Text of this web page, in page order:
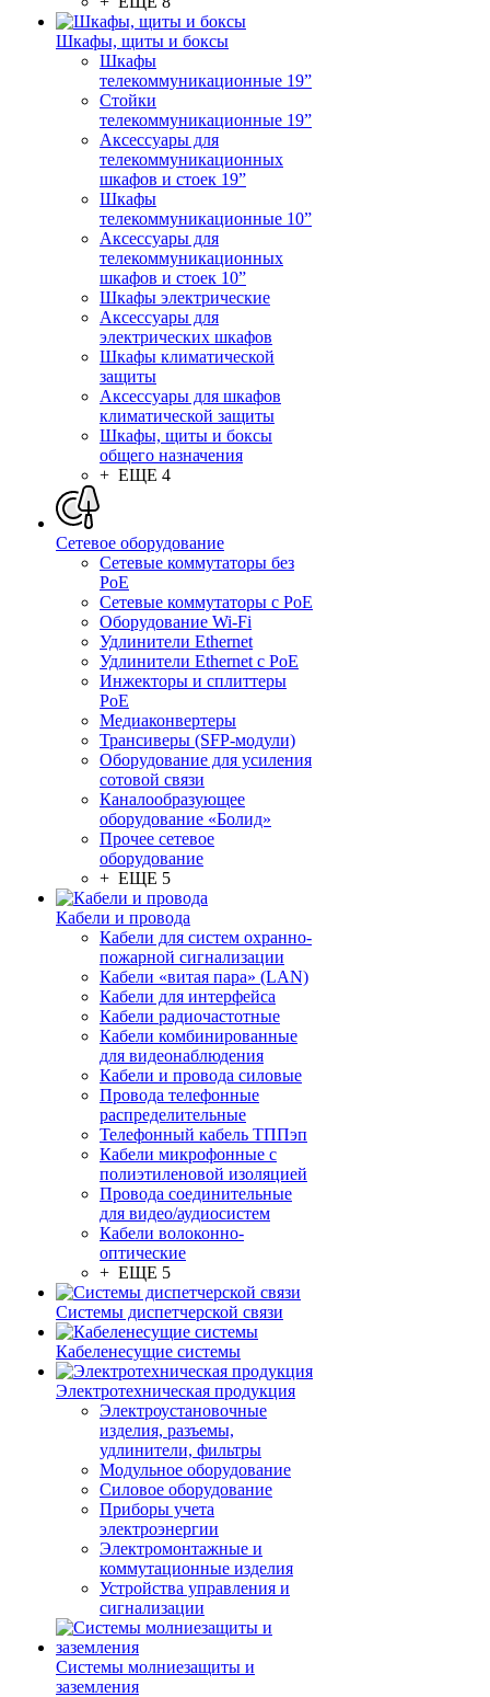
Шкафы, щиты и боксы
Шкафы
телекоммуникационные 19”
Стойки
телекоммуникационные 19”
Аксессуары для
телекоммуникационных
шкафов и стоек 19”
Шкафы
телекоммуникационные 10”
Аксессуары для
телекоммуникационных
шкафов и стоек 10”
Шкафы электрические
Аксессуары для
электрических шкафов
Шкафы климатической
защиты
Аксессуары для шкафов
климатической защиты
Шкафы, щиты и боксы
общего назначения
+ ЕЩЕ 4
Сетевое оборудование
Сетевые коммутаторы без
PoE
Сетевые коммутаторы с PoE
Оборудование Wi-Fi
Удлинители Ethernet
Удлинители Ethernet с PoE
Инжекторы и сплиттеры
PoE
Медиаконвертеры
Трансиверы (SFP-модули)
Оборудование для усиления
сотовой связи
Каналообразующее
оборудование «Болид»
Прочее сетевое
оборудование
+ ЕЩЕ 5
Кабели и провода
Кабели для систем охранно-
пожарной сигнализации
Кабели «витая пара» (LAN)
Кабели для интерфейса
Кабели радиочастотные
Кабели комбинированные
для видеонаблюдения
Кабели и провода силовые
Провода телефонные
распределительные
Телефонный кабель ТППэп
Кабели микрофонные с
полиэтиленовой изоляцией
Провода соединительные
для видео/аудиосистем
Кабели волоконно-
оптические
+ ЕЩЕ 5
Системы диспетчерской связи
Кабеленесущие системы
Электротехническая продукция
Электроустановочные
изделия, разъемы,
удлинители, фильтры
Модульное оборудование
Силовое оборудование
Приборы учета
электроэнергии
Электромонтажные и
коммутационные изделия
Устройства управления и
сигнализации
Системы молниезащиты и
заземления